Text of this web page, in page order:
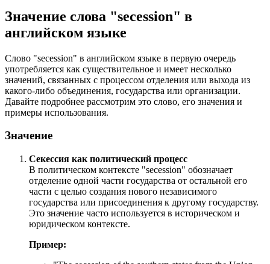
Значение слова "secession" в
английском языке
Слово "secession" в английском языке в первую очередь
употребляется как существительное и имеет несколько
значений, связанных с процессом отделения или выхода из
какого-либо объединения, государства или организации.
Давайте подробнее рассмотрим это слово, его значения и
примеры использования.
Значение
Секессия как политический процесс
В политическом контексте "secession" обозначает
отделение одной части государства от остальной его
части с целью создания нового независимого
государства или присоединения к другому государству.
Это значение часто используется в историческом и
юридическом контексте.
Пример: